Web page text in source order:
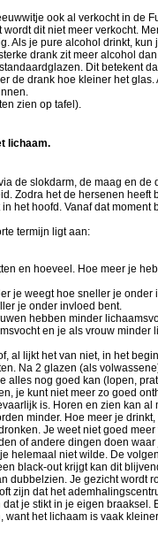
ook al verkocht in de
dit niet meer verkocht.
Als je pure alcohol drinkt,
drank zit meer alcohol
Dit betekent
de drank hoe kleiner het
zien op tafel).
lichaam.
de slokdarm, de maag en
Zodra het de hersenen heeft
het hoofd. Vanaf dat moment
termijn ligt aan:
en hoeveel. Hoe meer je
je weegt hoe sneller je onder
je onder invloed bent.
hebben minder
en je als vrouw
al lijkt het van niet, in het
Na 2 glazen (als
alles nog goed kan (lopen,
je kunt niet meer zo goed
is. Horen en zien kan
minder. Hoe meer je
Je weet niet goed
of andere dingen doen
helemaal niet wilde. De
black-out krijgt kan dit
dubbelzien. Je gezicht wordt
zijn dat het
je stikt in je eigen
want het lichaam is vaak